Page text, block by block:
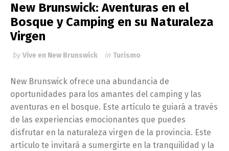
New Brunswick: Aventuras en el
Bosque y Camping en su Naturaleza
Virgen
by Vive en New Brunswick in Turismo
New Brunswick ofrece una abundancia de
oportunidades para los amantes del camping y las
aventuras en el bosque. Este artículo te guiará a través
de las experiencias emocionantes que puedes
disfrutar en la naturaleza virgen de la provincia. Este
artículo te invitará a sumergirte en la tranquilidad y la